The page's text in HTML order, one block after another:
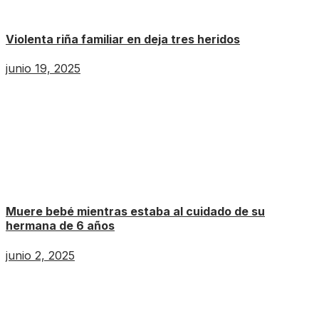
Violenta riña familiar en deja tres heridos
junio 19, 2025
Muere bebé mientras estaba al cuidado de su
hermana de 6 años
junio 2, 2025